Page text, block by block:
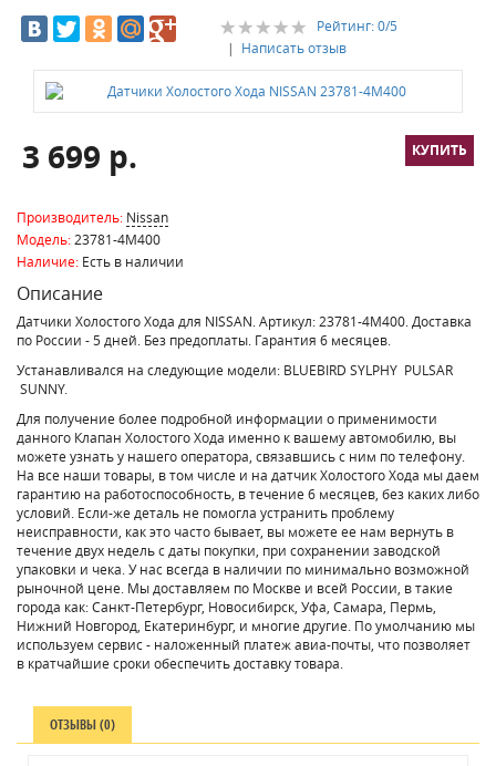
Рейтинг:0/5
| Написать отзыв
3 699 р.
Производитель: Nissan
Модель: 23781-4M400
Наличие: Есть в наличии
Описание
Датчики Холостого Хода для NISSAN. Артикул: 23781-4M400. Доставка
по России - 5 дней. Без предоплаты. Гарантия 6 месяцев.
Устанавливался на следующие модели: BLUEBIRD SYLPHY PULSAR
SUNNY.
Для получение более подробной информации о применимости
данного Клапан Холостого Хода именно к вашему автомобилю, вы
можете узнать у нашего оператора, связавшись с ним по телефону.
На все наши товары, в том числе и на датчик Холостого Хода мы даем
гарантию на работоспособность, в течение 6 месяцев, без каких либо
условий. Если-же деталь не помогла устранить проблему
неисправности, как это часто бывает, вы можете ее нам вернуть в
течение двух недель с даты покупки, при сохранении заводской
упаковки и чека. У нас всегда в наличии по минимально возможной
рыночной цене. Мы доставляем по Москве и всей России, в такие
города как: Санкт-Петербург, Новосибирск, Уфа, Самара, Пермь,
Нижний Новгород, Екатеринбург, и многие другие. По умолчанию мы
используем сервис - наложенный платеж авиа-почты, что позволяет
в кратчайшие сроки обеспечить доставку товара.
ОТЗЫВЫ (0)